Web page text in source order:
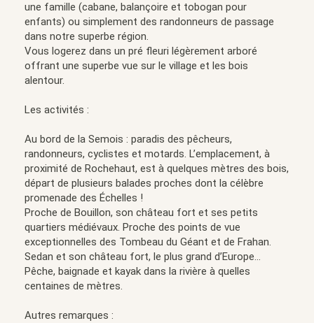
une famille (cabane, balançoire et tobogan pour
enfants) ou simplement des randonneurs de passage
dans notre superbe région.
Vous logerez dans un pré fleuri légèrement arboré
offrant une superbe vue sur le village et les bois
alentour.
Les activités :
Au bord de la Semois : paradis des pêcheurs,
randonneurs, cyclistes et motards. L’emplacement, à
proximité de Rochehaut, est à quelques mètres des bois,
départ de plusieurs balades proches dont la célèbre
promenade des Échelles !
Proche de Bouillon, son château fort et ses petits
quartiers médiévaux. Proche des points de vue
exceptionnelles des Tombeau du Géant et de Frahan.
Sedan et son château fort, le plus grand d’Europe…
Pêche, baignade et kayak dans la rivière à quelles
centaines de mètres.
Autres remarques :